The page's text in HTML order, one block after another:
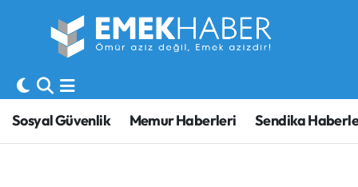
Sosyal Güvenlik Memur Haberleri Sendika
Sosyal Güvenlik
Sendika
SORU-CEVAP
Hava Durumu
Trafik Durumu
Süper Lig Puan Durumu ve Fikstür